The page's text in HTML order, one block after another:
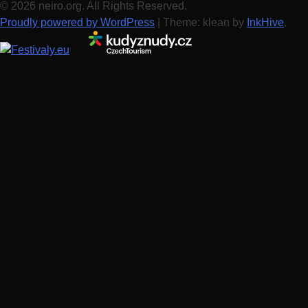
© 2026 neiro.org. All Rights Reserved.
Proudly powered by WordPress
Theme: klean by InkHive.